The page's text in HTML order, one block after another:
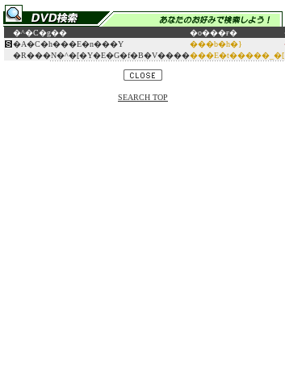
�^�C�g�� �o���ғ�
�A�C�h���E�n���Y
�R���N�^�[�Y�E�G�f�B�V����
���b�h�}
���E�t�����_�[
SEARCH TOP